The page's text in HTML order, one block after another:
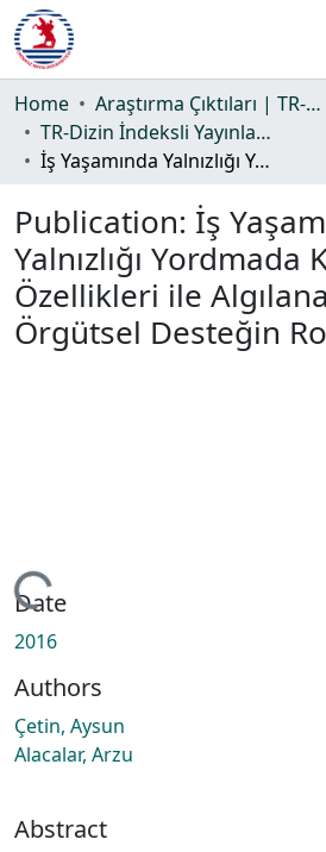
Communities & Collections
All of DSpace
Guide
Home
Araştırma Çıktıları | TR-Dizin | WoS | Scopus | PubMed
TR-Dizin İndeksli Yayınlar Koleksiyonu
İş Yaşamında Yalnızlığı Yordmada Kişilik Özellikleri ile Algılanan Sosyal ve Örgütsel Desteğin Rolü
Publication: İş
Yalnızlığı Yordmada
Özellikleri ile
Örgütsel Desteğin
Loading...
Date
2016
Authors
Çetin, Aysun
Alacalar, Arzu
Abstract